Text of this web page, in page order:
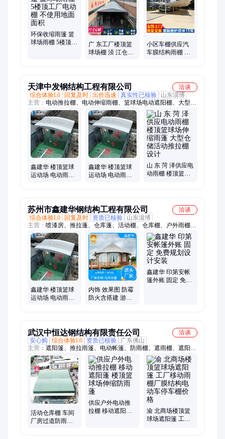
环保收缩雨篷 篮
球场雨棚 5楼顶工
广 东工厂楼顶篮
球场棚 浈 江仓储
小区车棚供应汽
车膜结构雨棚 轿
天津中发钢结构工程有限公司
洽谈
综合体验L0
回复及时 出价迅速 真实性已核验
山东淄博
主营： 电动推拉棚、电动伸缩雨棚、篮球场电动遮阳棚、大型仓
库雨棚、移动雨棚、移动大棚、膜结构车棚、钢立柱电动雨棚、
厂房通道悬空雨棚、膜结构雨棚、雨棚布、游泳池遮阳棚、移动
式帐篷
鑫建华 楼顶篮球
运动场 电动雨棚
鑫建华 楼顶篮球
运动场 电动雨棚
山 东 菏 泽供应电
动雨棚 楼顶篮球
苏州市鑫建华钢结构工程有限公司
洽谈
综合体验L0
回复及时 资质已核验
山东淄博
主营： 喷漆房、推拉蓬、仓库蓬、活动棚、仓库棚、户外雨棚、
推拉雨棚、遮阳棚车、活动车棚、活动雨棚、仓库雨棚、移动雨
棚、推拉雨篷、厂房屋顶、物流移动、仓储雨篷、仓库排档、简
易伸缩、放货遮阳、伸缩雨篷、防水帆布、环保喷漆、违章搭
建、移动帐篷、雨蓬可接
鑫建华 楼顶篮球
运动场 电动雨棚
内饰 效果图 防霉
防火含搭建 游牧
鑫建华 印第安帐
篷外账 固定 免费
武汉中恒达钢结构有限责任公司
洽谈
安心购
综合体验L0 资质已核验
广东佛山
主营： 遮阳篷、推拉雨篷、电动帐篷、防雨棚、遮雨棚、遮阳
棚、移动帐棚、户外雨棚、推拉雨棚、车库雨棚、停车雨棚、折
叠雨棚、简易雨棚、雨棚厂房、活动雨棚、仓库雨棚、仓库篷
房、仓库帐蓬、推拉帐蓬、伸缩雨篷、帐篷仓库、电动雨蓬、遮
风挡雨、电动伸缩、移动帐蓬
活动仓库棚 车间
厂房过道防雨棚
供应户外电动推
拉棚 移动遮阳蓬
渝 北商场楼顶篮
球场遮阳篷 工厂